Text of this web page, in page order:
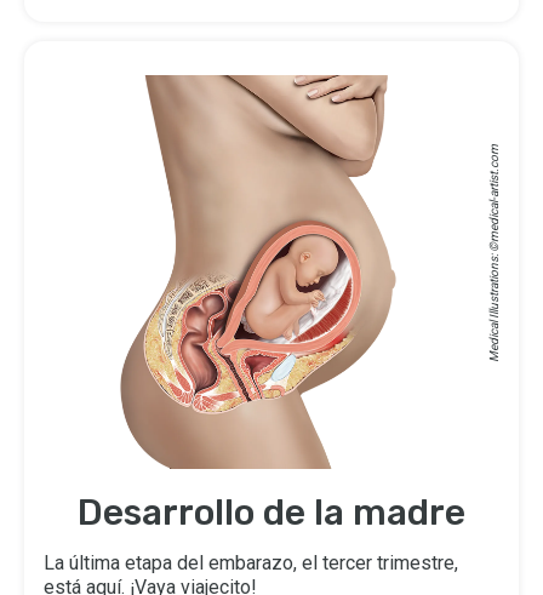
Medical Illustrations: ©
medical-artist.com
Desarrollo de la madre
La última etapa del embarazo, el tercer trimestre,
está aquí. ¡Vaya viajecito!